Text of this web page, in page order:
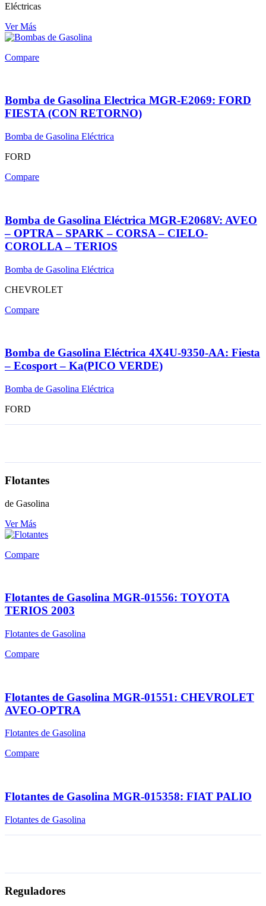
Eléctricas
Ver Más
Compare
Bomba de Gasolina Electrica MGR-E2069: FORD
FIESTA (CON RETORNO)
Bomba de Gasolina Eléctrica
FORD
Compare
Bomba de Gasolina Eléctrica MGR-E2068V: AVEO
– OPTRA – SPARK – CORSA – CIELO-
COROLLA – TERIOS
Bomba de Gasolina Eléctrica
CHEVROLET
Compare
Bomba de Gasolina Eléctrica 4X4U-9350-AA: Fiesta
– Ecosport – Ka(PICO VERDE)
Bomba de Gasolina Eléctrica
FORD
Flotantes
de Gasolina
Ver Más
Compare
Flotantes de Gasolina MGR-01556: TOYOTA
TERIOS 2003
Flotantes de Gasolina
Compare
Flotantes de Gasolina MGR-01551: CHEVROLET
AVEO-OPTRA
Flotantes de Gasolina
Compare
Flotantes de Gasolina MGR-015358: FIAT PALIO
Flotantes de Gasolina
Reguladores